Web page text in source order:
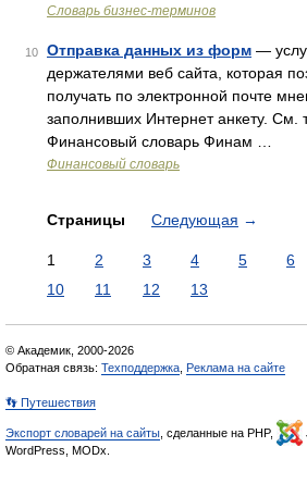
Словарь бизнес-терминов
10 Отправка данных из форм —
держателями веб сайта, которая
получать по электронной почте
заполнивших Интернет анкету. См.
Финансовый словарь Финам …
Финансовый словарь
Страницы Следующая →
1 2 3 4 5 6
10
11 12 13
© Академик, 2000-2026
Обратная связь: Техподдержка Реклама на сайте
👣 Путешествия
Экспорт словарей на сайты , сделанные на PHP,
WordPress, MODx.